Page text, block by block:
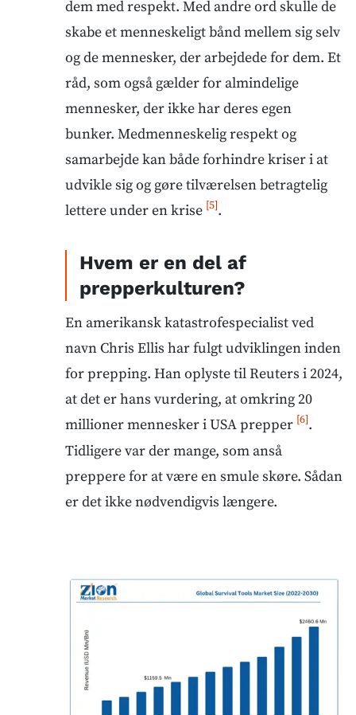
dem med respekt. Med andre ord skulle de
skabe et menneskeligt bånd mellem sig selv
og de mennesker, der arbejdede for dem. Et
råd, som også gælder for almindelige
mennesker, der ikke har deres egen
bunker. Medmenneskelig respekt og
samarbejde kan både forhindre kriser i at
udvikle sig og gøre tilværelsen betragtelig
lettere under en krise [5].
Hvem er en del af
prepperkulturen?
En amerikansk katastrofespecialist ved
navn Chris Ellis har fulgt udviklingen inden
for prepping. Han oplyste til Reuters i 2024,
at det er hans vurdering, at omkring 20
millioner mennesker i USA prepper [6].
Tidligere var der mange, som anså
preppere for at være en smule skøre. Sådan
er det ikke nødvendigvis længere.